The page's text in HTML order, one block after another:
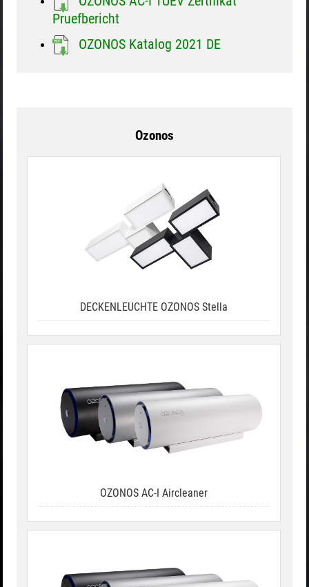
Pruefbericht
OZONOS Katalog 2021 DE
Ozonos
DECKENLEUCHTE OZONOS Stella
OZONOS AC-I Aircleaner